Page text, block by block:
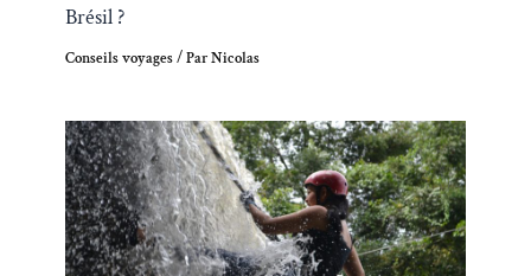
Brésil ?
Conseils voyages/ ParNicolas